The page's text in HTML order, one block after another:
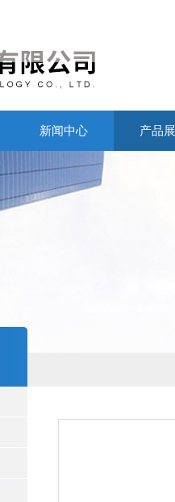
新闻中心 产品